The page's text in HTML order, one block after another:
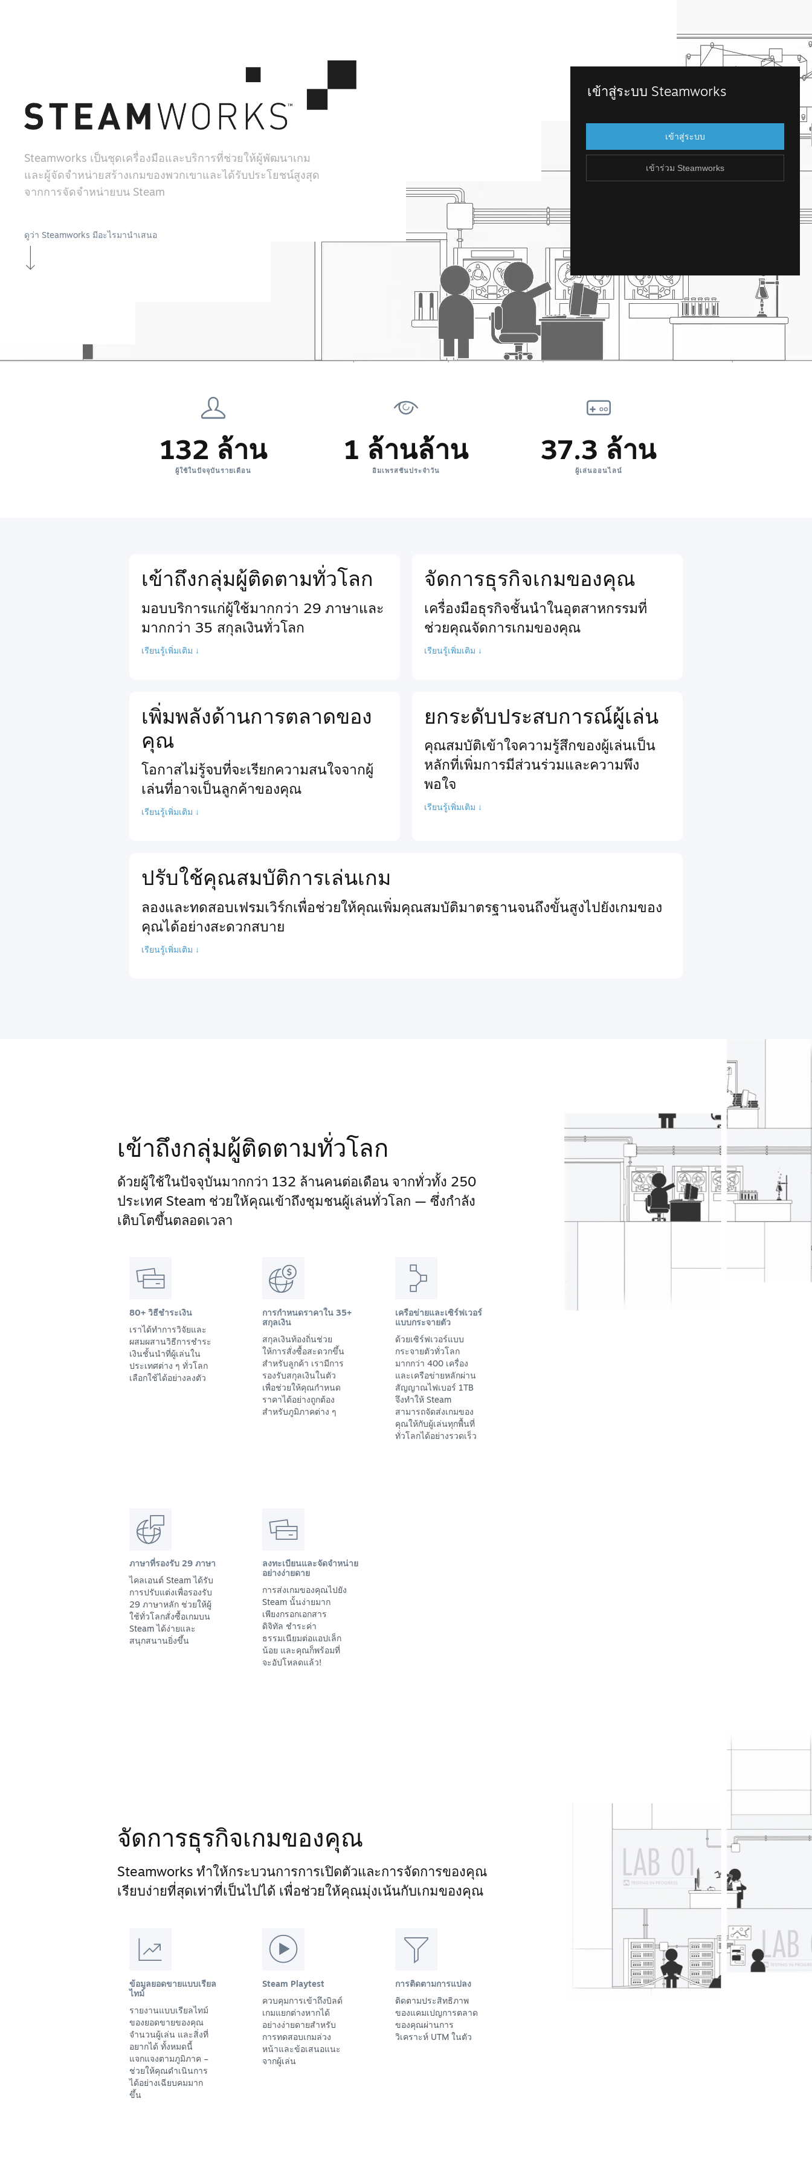
Steamworks เป็นชุดเครื่องมือและบริการที่ช่วยให้ผู้พัฒนาเกม
และผู้จัดจำหน่ายสร้างเกมของพวกเขาและได้รับประโยชน์สูงสุด
จากการจัดจำหน่ายบน Steam
ดูว่า Steamworks มีอะไรมานำเสนอ
เข้าสู่ระบบ Steamworks
เข้าสู่ระบบ
เข้าร่วม Steamworks
เข้าร่วม Steamworks
Steam ที่คุณมีอยู่แล้ว แต่ถ้าคุณไม่มีบัญชี
Steam น่ะหรือ? คุณสามารถสร้างได้ไม่ยาก
132 ล้าน
ผู้ใช้ในปัจจุบันรายเดือน
1 ล้านล้าน
อิมเพรสชันประจำวัน
37.3 ล้าน
ผู้เล่นออนไลน์
เข้าถึงกลุ่มผู้ติดตามทั่วโลก
มอบบริการแก่ผู้ใช้มากกว่า 29 ภาษาและ
มากกว่า 35 สกุลเงินทั่วโลก
เรียนรู้เพิ่มเติม ↓
จัดการธุรกิจเกมของคุณ
เครื่องมือธุรกิจชั้นนำในอุตสาหกรรมที่
ช่วยคุณจัดการเกมของคุณ
เรียนรู้เพิ่มเติม ↓
เพิ่มพลังด้านการตลาดของ
คุณ
โอกาสไม่รู้จบที่จะเรียกความสนใจจากผู้
เล่นที่อาจเป็นลูกค้าของคุณ
เรียนรู้เพิ่มเติม ↓
ยกระดับประสบการณ์ผู้เล่น
คุณสมบัติเข้าใจความรู้สึกของผู้เล่นเป็น
หลักที่เพิ่มการมีส่วนร่วมและความพึง
พอใจ
เรียนรู้เพิ่มเติม ↓
ปรับใช้คุณสมบัติการเล่นเกม
ลองและทดสอบเฟรมเวิร์กเพื่อช่วยให้คุณเพิ่มคุณสมบัติมาตรฐานจนถึงขั้นสูงไปยังเกมของ
คุณได้อย่างสะดวกสบาย
เรียนรู้เพิ่มเติม ↓
เข้าถึงกลุ่มผู้ติดตามทั่วโลก
ด้วยผู้ใช้ในปัจจุบันมากกว่า 132 ล้านคนต่อเดือน จากทั่วทั้ง 250
ประเทศ Steam ช่วยให้คุณเข้าถึงชุมชนผู้เล่นทั่วโลก — ซึ่งกำลัง
เติบโตขึ้นตลอดเวลา
80+ วิธีชำระเงิน
เราได้ทำการวิจัยและ
ผสมผสานวิธีการชำระ
เงินชั้นนำที่ผู้เล่นใน
ประเทศต่าง ๆ ทั่วโลก
เลือกใช้ได้อย่างลงตัว
การกำหนดราคาใน 35+
สกุลเงิน
สกุลเงินท้องถิ่นช่วย
ให้การสั่งซื้อสะดวกขึ้น
สำหรับลูกค้า เรามีการ
รองรับสกุลเงินในตัว
เพื่อช่วยให้คุณกำหนด
ราคาได้อย่างถูกต้อง
สำหรับภูมิภาคต่าง ๆ
เครือข่ายและเซิร์ฟเวอร์
แบบกระจายตัว
ด้วยเซิร์ฟเวอร์แบบ
กระจายตัวทั่วโลก
มากกว่า 400 เครื่อง
และเครือข่ายหลักผ่าน
สัญญาณไฟเบอร์ 1TB
จึงทำให้ Steam
สามารถจัดส่งเกมของ
คุณให้กับผู้เล่นทุกพื้นที่
ทั่วโลกได้อย่างรวดเร็ว
ภาษาที่รองรับ 29 ภาษา
ไคลเอนต์ Steam ได้รับ
การปรับแต่งเพื่อรองรับ
29 ภาษาหลัก ช่วยให้ผู้
ใช้ทั่วโลกสั่งซื้อเกมบน
Steam ได้ง่ายและ
สนุกสนานยิ่งขึ้น
ลงทะเบียนและจัดจำหน่าย
อย่างง่ายดาย
การส่งเกมของคุณไปยัง
Steam นั้นง่ายมาก
เพียงกรอกเอกสาร
ดิจิทัล ชำระค่า
ธรรมเนียมต่อแอปเล็ก
น้อย และคุณก็พร้อมที่
จะอัปโหลดแล้ว!
จัดการธุรกิจเกมของคุณ
Steamworks ทำให้กระบวนการการเปิดตัวและการจัดการของคุณ
เรียบง่ายที่สุดเท่าที่เป็นไปได้ เพื่อช่วยให้คุณมุ่งเน้นกับเกมของคุณ
ข้อมูลยอดขายแบบเรียล
ไทม์
รายงานแบบเรียลไทม์
ของยอดขายของคุณ
จำนวนผู้เล่น และสิ่งที่
อยากได้ ทั้งหมดนี้
แจกแจงตามภูมิภาค –
ช่วยให้คุณดำเนินการ
ได้อย่างเฉียบคมมาก
ขึ้น
Steam Playtest
ควบคุมการเข้าถึงบิลด์
เกมแยกต่างหากได้
อย่างง่ายดายสำหรับ
การทดสอบเกมล่วง
หน้าและข้อเสนอแนะ
จากผู้เล่น
การติดตามการแปลง
ติดตามประสิทธิภาพ
ของแคมเปญการตลาด
ของคุณผ่านการ
วิเคราะห์ UTM ในตัว